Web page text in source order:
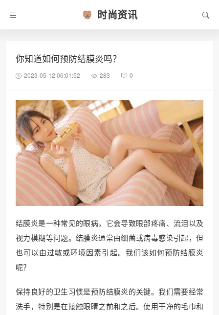
时尚资讯
你知道如何预防结膜炎吗？
2023-05-12 06:01:52 283 0
结膜炎是一种常见的眼病，它会导致眼部疼痛、流泪以及
视力模糊等问题。结膜炎通常由细菌或病毒感染引起，但
也可以由过敏或环境因素引起。我们该如何预防结膜炎
呢？
保持良好的卫生习惯是预防结膜炎的关键。我们需要经常
洗手，特别是在接触眼睛之前和之后。使用干净的毛巾和